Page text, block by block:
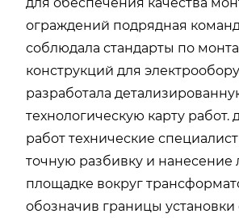
ограждений подрядная
соблюдала стандарты по
конструкций для
разработала
технологическую карту работ.
работ технические
точную разбивку и нанесение
площадке вокруг
обозначив границы установки